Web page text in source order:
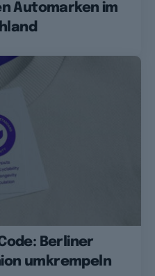
Automarken im
Berliner
umkrempeln